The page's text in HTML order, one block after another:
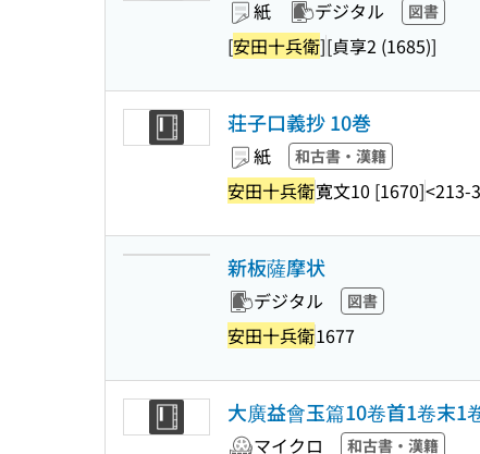
紙 デジタル 図書
[安田十兵衛][貞享2 (1685)]
荘子口義抄 10巻
紙 和古書・漢籍
安田十兵衛寛文10 [1670]<213-
新板薩摩状
デジタル 図書
安田十兵衛1677
大廣益會玉篇10卷首1卷末1
マイクロ 和古書・漢籍